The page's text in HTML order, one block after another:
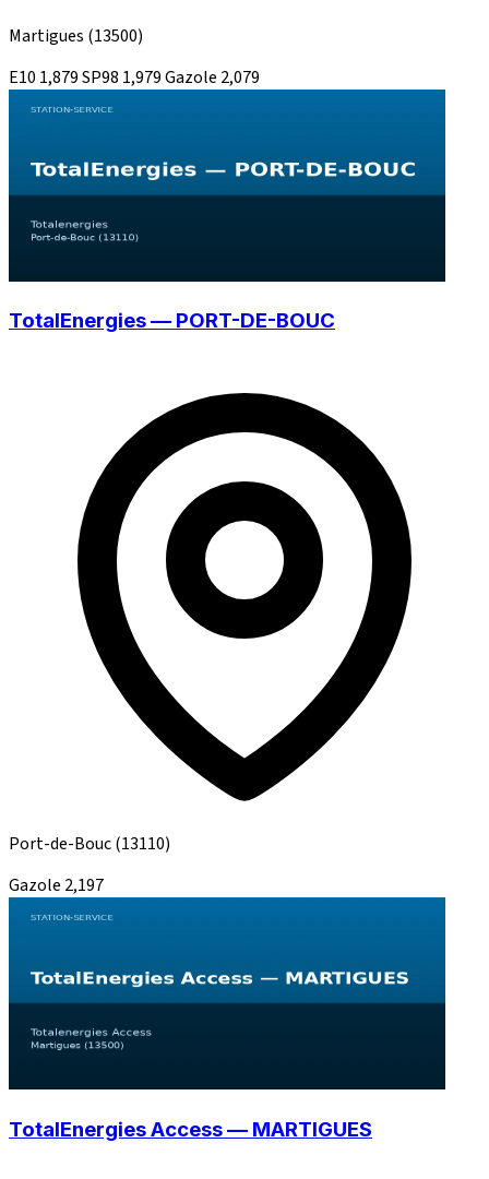
Martigues (13500)
E10 1,879SP98 1,979Gazole 2,079
TotalEnergies — PORT-DE-BOUC
Port-de-Bouc(13110)
Gazole 2,197
TotalEnergies Access — MARTIGUES